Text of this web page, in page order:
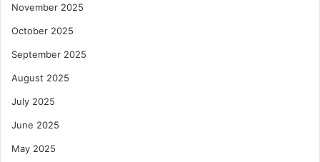
November 2025
October 2025
September 2025
August 2025
July 2025
June 2025
May 2025